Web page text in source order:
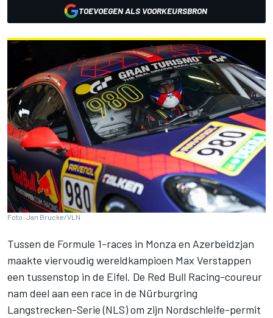
TOEVOEGEN ALS VOORKEURSBRON
Foto: Jan Brucke/VLN
Tussen de Formule 1-races in Monza en Azerbeidzjan
maakte viervoudig wereldkampioen Max Verstappen
een tussenstop in de Eifel. De Red Bull Racing-coureur
nam deel aan een race in de Nürburgring
Langstrecken-Serie (NLS) om zijn Nordschleife-permit